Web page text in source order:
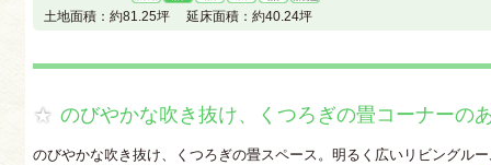
土地面積： 約81.25坪 延床面積： 約40.24坪
のびやかな吹き抜け、くつろぎの畳コーナーの
のびやかな吹き抜け、くつろぎの畳スペース。明るく広いリビングル